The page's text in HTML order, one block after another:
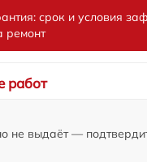
срок и условия
ремонт
не выдаёт —
работ